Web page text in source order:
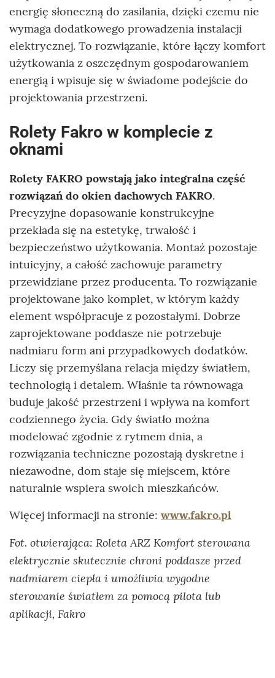
energię słoneczną do zasilania, dzięki czemu nie
wymaga dodatkowego prowadzenia instalacji
elektrycznej. To rozwiązanie, które łączy komfort
użytkowania z oszczędnym gospodarowaniem
energią i wpisuje się w świadome podejście do
projektowania przestrzeni.
Rolety Fakro w komplecie z
oknami
Rolety FAKRO powstają jako integralna część
rozwiązań do okien dachowych FAKRO.
Precyzyjne dopasowanie konstrukcyjne
przekłada się na estetykę, trwałość i
bezpieczeństwo użytkowania. Montaż pozostaje
intuicyjny, a całość zachowuje parametry
przewidziane przez producenta. To rozwiązanie
projektowane jako komplet, w którym każdy
element współpracuje z pozostałymi. Dobrze
zaprojektowane poddasze nie potrzebuje
nadmiaru form ani przypadkowych dodatków.
Liczy się przemyślana relacja między światłem,
technologią i detalem. Właśnie ta równowaga
buduje jakość przestrzeni i wpływa na komfort
codziennego życia. Gdy światło można
modelować zgodnie z rytmem dnia, a
rozwiązania techniczne pozostają dyskretne i
niezawodne, dom staje się miejscem, które
naturalnie wspiera swoich mieszkańców.
Więcej informacji na stronie: www.fakro.pl
Fot. otwierająca: Roleta ARZ Komfort sterowana
elektrycznie skutecznie chroni poddasze przed
nadmiarem ciepła i umożliwia wygodne
sterowanie światłem za pomocą pilota lub
aplikacji, Fakro